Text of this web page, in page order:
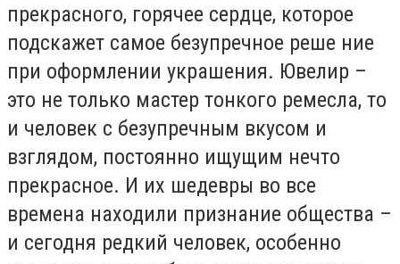
прекрасного, горячее сердце, которое
подскажет самое безупречное реше ние
при оформлении украшения. Ювелир –
это не только мастер тонкого ремесла, то
и человек с безупречным вкусом и
взглядом, постоянно ищущим нечто
прекрасное. И их шедевры во все
времена находили признание общества –
и сегодня редкий человек, особенно